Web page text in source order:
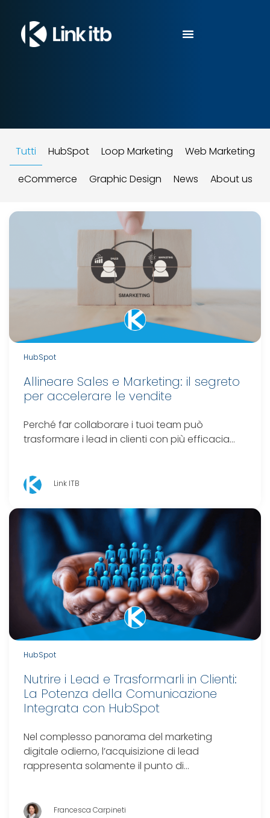
Tutti HubSpot Loop Marketing
Web Marketing
eCommerce
Graphic Design News About us
HubSpot
Allineare Sales e Marketing: il segreto
per accelerare le vendite
Perché far collaborare i tuoi team può
trasformare i lead in clienti con più efficacia…
Link ITB
HubSpot
Nutrire i Lead e Trasformarli in Clienti:
La Potenza della Comunicazione
Integrata con HubSpot
Nel complesso panorama del marketing
digitale odierno, l’acquisizione di lead
rappresenta solamente il punto di…
Francesca Carpineti